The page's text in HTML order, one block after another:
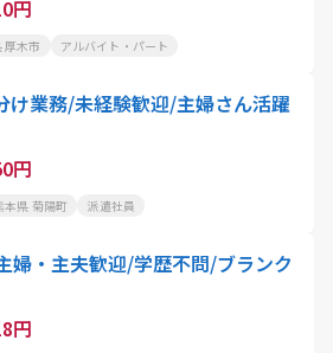
円
厚木市 アルバイト・パート
け業務/未経験歓迎/主婦さん活躍
円
本県 菊陽町 派遣社員
婦・主夫歓迎/学歴不問/ブランク
円